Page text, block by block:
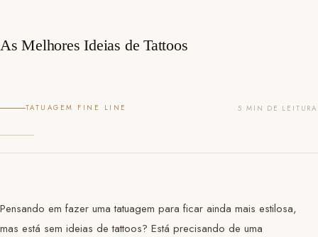
As Melhores Ideias de Tattoos
TATUAGEM FINE LINE 5 MIN DE LEITURA
Pensando em fazer uma tatuagem para ficar ainda mais estilosa,
mas está sem ideias de tattoos? Está precisando de uma